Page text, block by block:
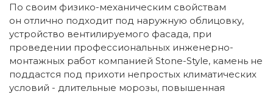
По своим физико-механическим свойствам
он отлично подходит под наружную облицовку,
устройство вентилируемого фасада, при
проведении профессиональных инженерно-
монтажных работ компанией Stone-Style, камень не
поддастся под прихоти непростых климатических
условий - длительные морозы, повышенная